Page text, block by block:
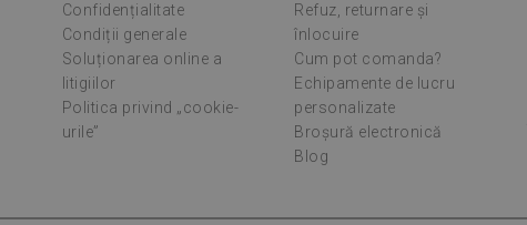
Confidențialitate
Condiții generale
Soluționarea online a
litigiilor
Politica privind „cookie-
urile”
Refuz, returnare și
înlocuire
Cum pot comanda?
Echipamente de lucru
personalizate
Broșură electronică
Blog